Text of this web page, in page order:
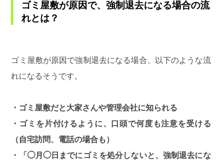
ゴミ屋敷が原因で、強制退去になる場合の流
れとは？
ゴミ屋敷が原因で強制退去になる場合、以下のような流
れになるそうです。
・ゴミ屋敷だと大家さんや管理会社に知られる
・ゴミを片付けるように、口頭で何度も注意を受ける
（自宅訪問、電話の場合も）
・「◯月◯日までにゴミを処分しないと、強制退去にな